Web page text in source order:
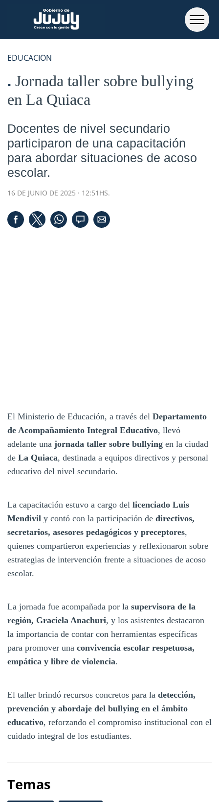
EDUCACIÓN
Jornada taller sobre bullying
en La Quiaca
Docentes de nivel secundario
participaron de una capacitación
para abordar situaciones de acoso
escolar.
16 DE JUNIO DE 2025 · 12:51HS.
El Ministerio de Educación, a través del Departamento
de Acompañamiento Integral Educativo, llevó
adelante una jornada taller sobre bullying en la ciudad
de La Quiaca, destinada a equipos directivos y personal
educativo del nivel secundario.
La capacitación estuvo a cargo del licenciado Luis
Mendivil y contó con la participación de directivos,
secretarios, asesores pedagógicos y preceptores,
quienes compartieron experiencias y reflexionaron sobre
estrategias de intervención frente a situaciones de acoso
escolar.
La jornada fue acompañada por la supervisora de la
región, Graciela Anachuri, y los asistentes destacaron
la importancia de contar con herramientas específicas
para promover una convivencia escolar respetuosa,
empática y libre de violencia.
El taller brindó recursos concretos para la detección,
prevención y abordaje del bullying en el ámbito
educativo, reforzando el compromiso institucional con el
cuidado integral de los estudiantes.
Temas